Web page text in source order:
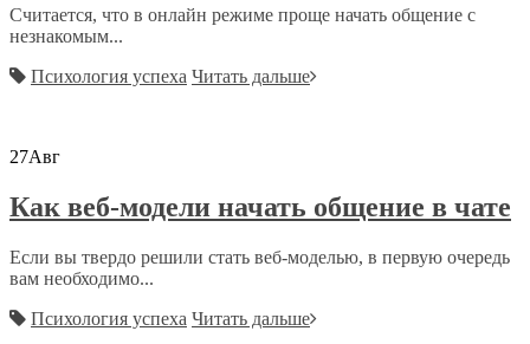
Считается, что в онлайн режиме проще начать общение с
незнакомым...
Психология успеха Читать дальше
27Авг
Как веб-модели начать общение в чате
Если вы твердо решили стать веб-моделью, в первую очередь
вам необходимо...
Психология успеха Читать дальше